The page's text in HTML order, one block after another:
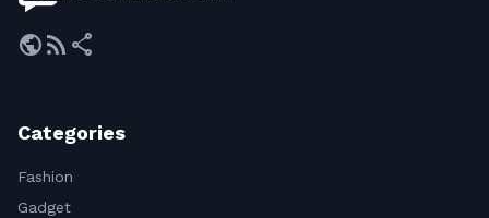
publicrss_feed share
Categories
Fashion
Gadget